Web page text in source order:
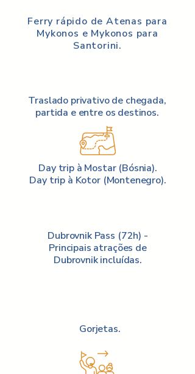
Ferry rápido de Atenas para
Mykonos e Mykonos para
Santorini.
Traslado privativo de chegada,
partida e entre os destinos.
Day trip à Mostar (Bósnia).
Day trip à Kotor (Montenegro).
Dubrovnik Pass (72h) -
Principais atrações de
Dubrovnik incluídas.
Gorjetas.